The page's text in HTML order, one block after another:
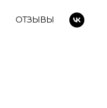
ОТЗЫВЫ